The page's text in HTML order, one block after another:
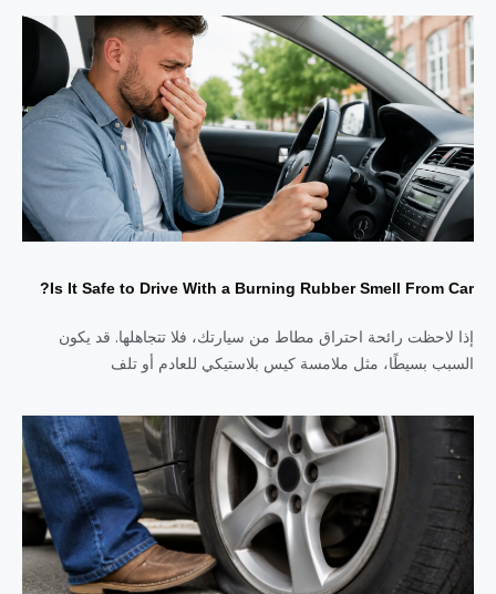
Is It Safe to Drive With a Burning Rubber Smell From Car?
إذا لاحظت رائحة احتراق مطاط من سيارتك، فلا تتجاهلها. قد يكون
السبب بسيطًا، مثل ملامسة كيس بلاستيكي للعادم أو تلف